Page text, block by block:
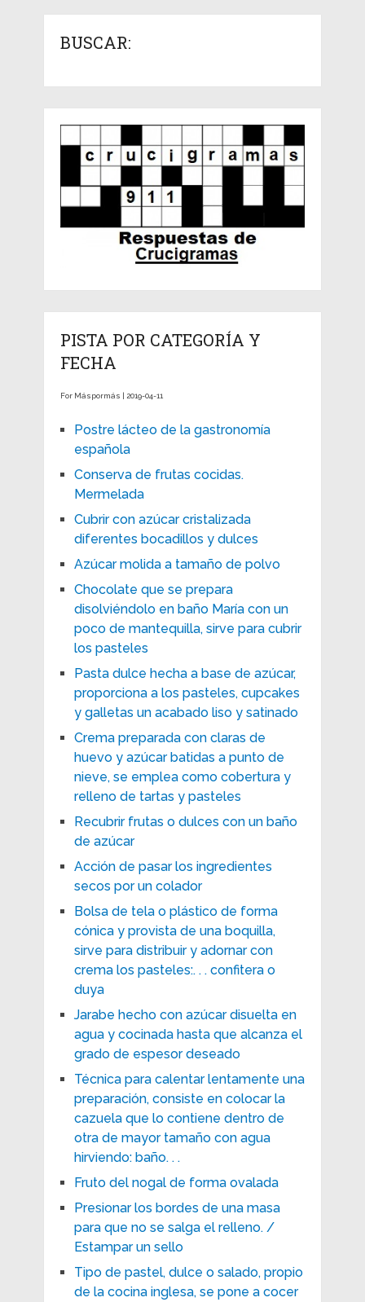
BUSCAR:
PISTA POR CATEGORÍA Y
FECHA
For Máspormás | 2019-04-11
Postre lácteo de la gastronomía
española
Conserva de frutas cocidas.
Mermelada
Cubrir con azúcar cristalizada
diferentes bocadillos y dulces
Azúcar molida a tamaño de polvo
Chocolate que se prepara
disolviéndolo en baño María con un
poco de mantequilla, sirve para cubrir
los pasteles
Pasta dulce hecha a base de azúcar,
proporciona a los pasteles, cupcakes
y galletas un acabado liso y satinado
Crema preparada con claras de
huevo y azúcar batidas a punto de
nieve, se emplea como cobertura y
relleno de tartas y pasteles
Recubrir frutas o dulces con un baño
de azúcar
Acción de pasar los ingredientes
secos por un colador
Bolsa de tela o plástico de forma
cónica y provista de una boquilla,
sirve para distribuir y adornar con
crema los pasteles:. . . confitera o
duya
Jarabe hecho con azúcar disuelta en
agua y cocinada hasta que alcanza el
grado de espesor deseado
Técnica para calentar lentamente una
preparación, consiste en colocar la
cazuela que lo contiene dentro de
otra de mayor tamaño con agua
hirviendo: baño. . .
Fruto del nogal de forma ovalada
Presionar los bordes de una masa
para que no se salga el relleno. /
Estampar un sello
Tipo de pastel, dulce o salado, propio
de la cocina inglesa, se pone a cocer